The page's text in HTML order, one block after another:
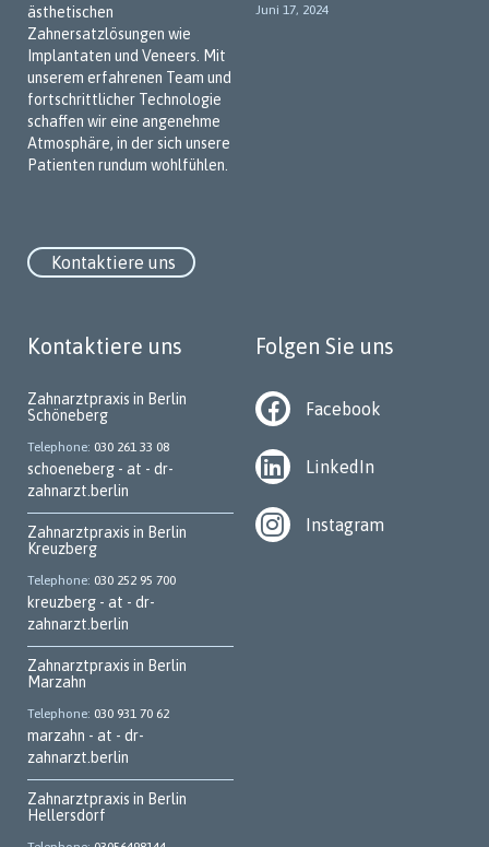
ästhetischen
Zahnersatzlösungen wie
Implantaten und Veneers. Mit
unserem erfahrenen Team und
fortschrittlicher Technologie
schaffen wir eine angenehme
Atmosphäre, in der sich unsere
Patienten rundum wohlfühlen.
Kontaktiere uns
Juni 17, 2024
Kontaktiere uns
Zahnarztpraxis in Berlin
Schöneberg
Telephone 030 261 33 08
schoeneberg - at - dr-
zahnarzt.berlin
Zahnarztpraxis in Berlin
Kreuzberg
Telephone 030 252 95 700
kreuzberg - at - dr-
zahnarzt.berlin
Zahnarztpraxis in Berlin
Marzahn
Telephone 030 931 70 62
marzahn - at - dr-
zahnarzt.berlin
Zahnarztpraxis in Berlin
Hellersdorf
Folgen Sie uns
Facebook
LinkedIn
Instagram